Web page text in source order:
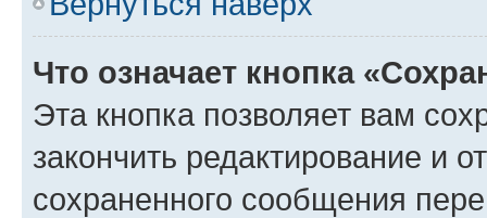
Что означает кнопка
Эта кнопка позволяет вам
закончить редактирование и
сохраненного сообщения